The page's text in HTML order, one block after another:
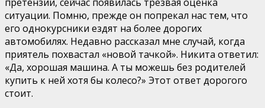
ситуации. Помню, прежде он попрекал нас тем, что
его однокурсники ездят на более дорогих
автомобилях. Недавно рассказал мне случай, когда
приятель похвастал «новой тачкой». Никита ответил:
«Да, хорошая машина. А ты можешь без родителей
купить к ней хотя бы колесо?» Этот ответ дорогого
стоит.